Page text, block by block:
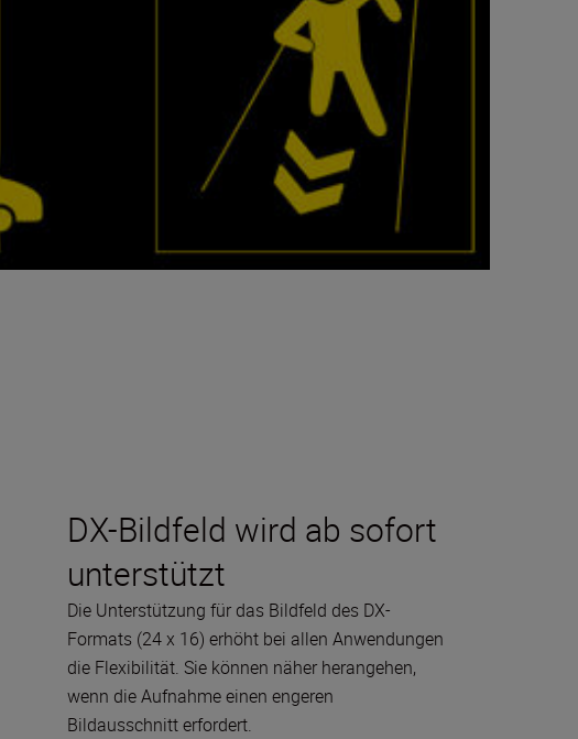
DX-Bildfeld wird ab sofort
unterstützt
Die Unterstützung für das Bildfeld des DX-
Formats (24 x 16) erhöht bei allen Anwendungen
die Flexibilität. Sie können näher herangehen,
wenn die Aufnahme einen engeren
Bildausschnitt erfordert.